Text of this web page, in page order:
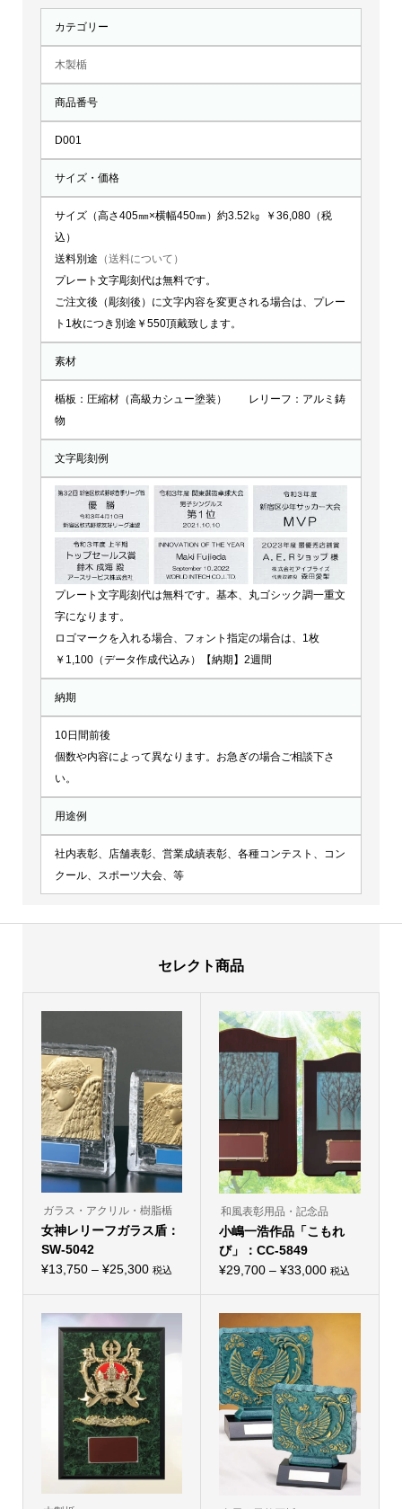
カテゴリー
木製楯
商品番号
D001
サイズ・価格
サイズ（高さ405㎜×横幅450㎜）約3.52㎏ ￥36,080（税
込）
送料別途 （送料について）
プレート文字彫刻代は無料です。
ご注文後（彫刻後）に文字内容を変更される場合は、プレー
ト1枚につき別途￥550頂戴致します。
素材
楯板：圧縮材（高級カシュー塗装） レリーフ：アルミ鋳
物
文字彫刻例
プレート文字彫刻代は無料です。基本、丸ゴシック調一重文
字になります。
ロゴマークを入れる場合、フォント指定の場合は、1枚
￥1,100（データ作成代込み）【納期】2週間
納期
10日間前後
個数や内容によって異なります。お急ぎの場合ご相談下さ
い。
用途例
社内表彰、店舗表彰、営業成績表彰、各種コンテスト、コン
クール、スポーツ大会、等
セレクト商品
ガラス・アクリル・樹脂楯
女神レリーフガラス盾：
SW-5042
¥13,750 – ¥25,300価
¥13,750
–
¥25,300
税込
の
品
和風表彰用品・記念品
小嶋一浩作品「こもれ
び」：CC-5849
¥29,700 – ¥33,000価税込
の
に
は
複
数
の
バ
リ
エ
ー
シ